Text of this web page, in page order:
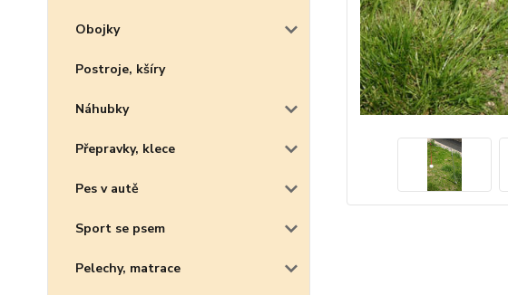
Obojky
Postroje, kšíry
Náhubky
Přepravky, klece
Pes v autě
Sport se psem
Pelechy, matrace